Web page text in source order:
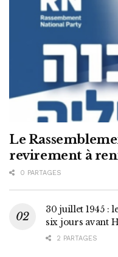
Le
revirement à
0 PARTAGES
30 juillet 1945 :
six jours avant
2 PARTAGES